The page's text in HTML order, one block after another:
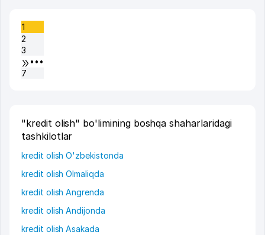
1
2
3
•••
7
"kredit olish" bo'limining boshqa shaharlaridagi
tashkilotlar
kredit olish O'zbekistonda
kredit olish Olmaliqda
kredit olish Angrenda
kredit olish Andijonda
kredit olish Asakada